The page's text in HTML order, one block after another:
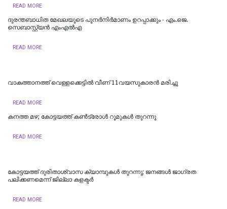
READ MORE
ദുരന്തബാധിത മേഖലയുടെ പുനർനിർമാണം ഉറപ്പാക്കും - എം.ജെ.
സെബാസ്റ്റ്യൻ എംഎൽഎ
READ MORE
വാകത്താനത്ത് വെള്ളക്കെട്ടില്‍ വീണ് 11വയസുകാരന്‍ മരിച്ചു
READ MORE
കനത്ത മഴ; കോട്ടയത്ത് കണ്‍ട്രോള്‍ റൂമുകള്‍ തുറന്നു
READ MORE
കോട്ടയത്ത് ദുരിതാശ്വാസ ക്യാമ്പുകള്‍ തുറന്നു; ജനങ്ങള്‍ ജാഗ്രത
പലിക്കണമെന്ന് ജില്ലാ കളക്ടര്‍
READ MORE